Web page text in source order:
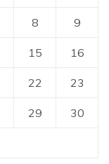
8 9
15 16
22 23
29 30